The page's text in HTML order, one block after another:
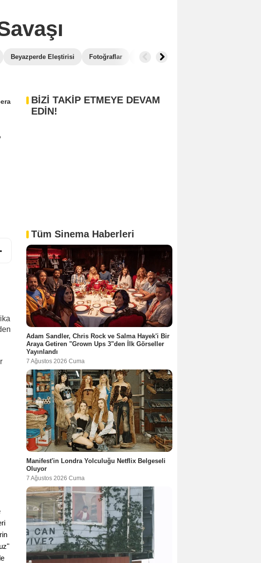
Beyazperde Eleştirisi Fotoğraflar Box Office
BİZİ TAKİP ETMEYE DEVAM
EDİN!
Tüm Sinema Haberleri
Adam Sandler, Chris Rock ve Salma Hayek'i Bir
Araya Getiren "Grown Ups 3"den İlk Görseller
Yayınlandı
7 Ağustos 2026 Cuma
Manifest'in Londra Yolculuğu Netflix Belgeseli
Oluyor
7 Ağustos 2026 Cuma